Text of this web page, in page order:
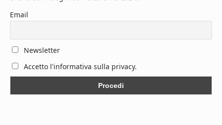
Email
Newsletter
Accetto l'informativa sulla privacy.